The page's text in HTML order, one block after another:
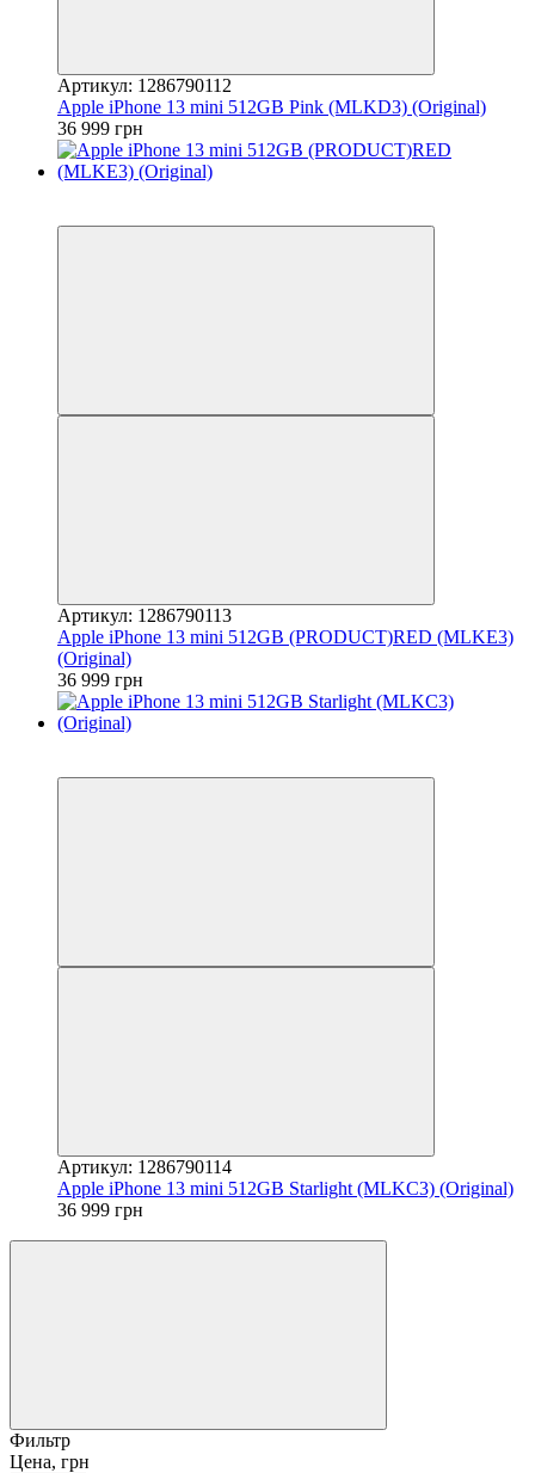
Артикул: 1286790112
Apple iPhone 13 mini 512GB Pink (MLKD3) (Original)
36 999 грн
Артикул: 1286790113
Apple iPhone 13 mini 512GB (PRODUCT)RED (MLKE3)
(Original)
36 999 грн
Артикул: 1286790114
Apple iPhone 13 mini 512GB Starlight (MLKC3) (Original)
36 999 грн
Фильтр
Цена, грн